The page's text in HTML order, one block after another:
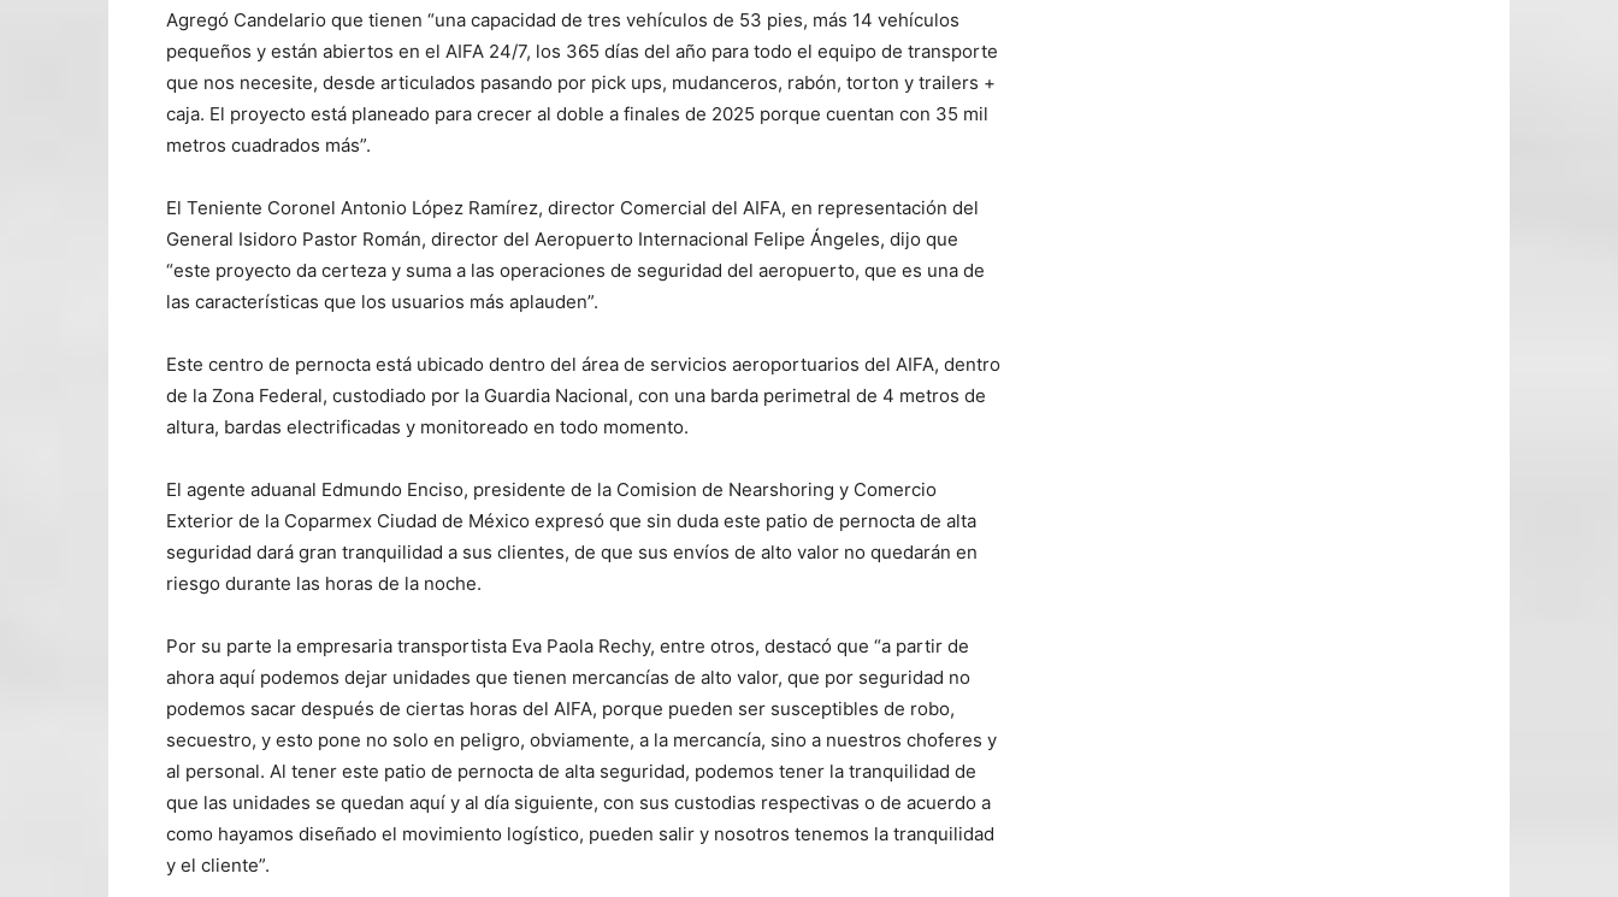
Agregó Candelario que tienen “una capacidad de tres vehículos de 53 pies, más 14 vehículos
pequeños y están abiertos en el AIFA 24/7, los 365 días del año para todo el equipo de transporte
que nos necesite, desde articulados pasando por pick ups, mudanceros, rabón, torton y trailers +
caja. El proyecto está planeado para crecer al doble a finales de 2025 porque cuentan con 35 mil
metros cuadrados más”.
El Teniente Coronel Antonio López Ramírez, director Comercial del AIFA, en representación del
General Isidoro Pastor Román, director del Aeropuerto Internacional Felipe Ángeles, dijo que
“este proyecto da certeza y suma a las operaciones de seguridad del aeropuerto, que es una de
las características que los usuarios más aplauden”.
Este centro de pernocta está ubicado dentro del área de servicios aeroportuarios del AIFA, dentro
de la Zona Federal, custodiado por la Guardia Nacional, con una barda perimetral de 4 metros de
altura, bardas electrificadas y monitoreado en todo momento.
El agente aduanal Edmundo Enciso, presidente de la Comision de Nearshoring y Comercio
Exterior de la Coparmex Ciudad de México expresó que sin duda este patio de pernocta de alta
seguridad dará gran tranquilidad a sus clientes, de que sus envíos de alto valor no quedarán en
riesgo durante las horas de la noche.
Por su parte la empresaria transportista Eva Paola Rechy, entre otros, destacó que “a partir de
ahora aquí podemos dejar unidades que tienen mercancías de alto valor, que por seguridad no
podemos sacar después de ciertas horas del AIFA, porque pueden ser susceptibles de robo,
secuestro, y esto pone no solo en peligro, obviamente, a la mercancía, sino a nuestros choferes y
al personal. Al tener este patio de pernocta de alta seguridad, podemos tener la tranquilidad de
que las unidades se quedan aquí y al día siguiente, con sus custodias respectivas o de acuerdo a
como hayamos diseñado el movimiento logístico, pueden salir y nosotros tenemos la tranquilidad
y el cliente”.